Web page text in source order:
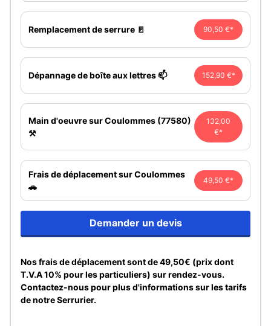
Remplacement de serrure 🚪 90,50 €*
Dépannage de boîte aux lettres 📫 152,90 €*
Main d'oeuvre sur Coulommes (77580)
⚒️
132,00
€*
Frais de déplacement sur Coulommes
🚗
49,50 €*
Demander un devis
Nos frais de déplacement sont de 49,50€ (prix dont
T.V.A 10% pour les particuliers) sur rendez-vous.
Contactez-nous pour plus d'informations sur les tarifs
de notre Serrurier.